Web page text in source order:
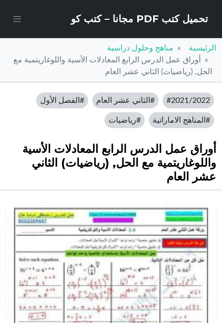
تحميل كتب PDF مجانا – كتب كو
الرئيسية
مناهج وحلول دراسية
أوراق عمل الدرس الرابع المعادلات الأسية واللوغاريتمية مع
الحل, (رياضيات) الثاني عشر العام
#2021/2022 #الثاني عشر العام #الفصل الأول
#المناهج الاماراتية #رياضيات
أوراق عمل الدرس الرابع المعادلات الأسية
واللوغاريتمية مع الحل, (رياضيات) الثاني
عشر العام